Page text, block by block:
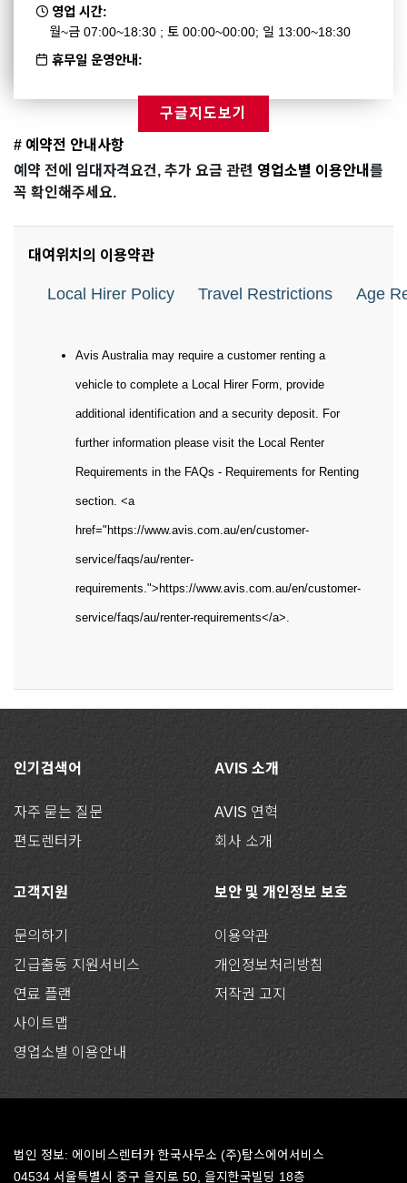
영업 시간:
월~금 07:00~18:30 ; 토 00:00~00:00; 일 13:00~18:30
휴무일 운영안내:
구글지도보기
# 예약전 안내사항
예약 전에 임대자격요건, 추가 요금 관련 영업소별 이용안내 를
꼭 확인해주세요.
대여위치의 이용약관
Local Hirer Policy Travel Restrictions Age
Avis Australia may require a customer renting a
vehicle to complete a Local Hirer Form, provide
additional identification and a security deposit. For
further information please visit the Local Renter
Requirements in the FAQs - Requirements for Renting
section. <a
href="https://www.avis.com.au/en/customer-
service/faqs/au/renter-
requirements.">https://www.avis.com.au/en/customer-
service/faqs/au/renter-requirements</a>.
인기검색어
자주 묻는 질문
편도렌터카
AVIS 소개
AVIS 연혁
회사 소개
고객지원
문의하기
긴급출동 지원서비스
연료 플랜
사이트맵
영업소별 이용안내
보안 및 개인정보 보호
이용약관
개인정보처리방침
저작권 고지
법인 정보: 에이비스렌터카 한국사무소 (주)탐스에어서비스
04534 서울특별시 중구 을지로 50, 을지한국빌딩 18층